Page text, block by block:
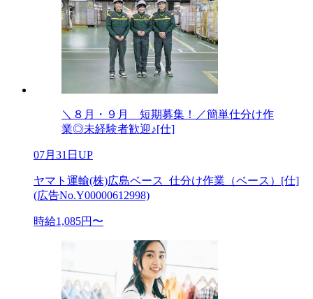
＼８月・９月 短期募集！／簡単仕分け作
業◎未経験者歓迎♪[仕]
07月31日UP
ヤマト運輸(株)広島ベース_仕分け作業（ベース）[仕]
(広告No.Y00000612998)
時給1,085円〜